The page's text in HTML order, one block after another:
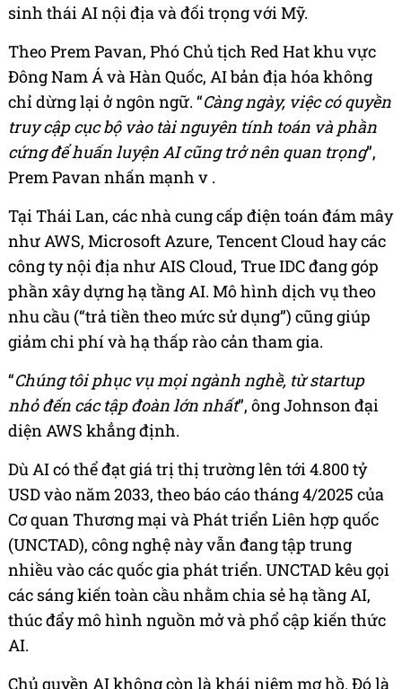
sinh thái AI nội địa và đối trọng với Mỹ.
Theo Prem Pavan, Phó Chủ tịch Red Hat khu vực
Đông Nam Á và Hàn Quốc, AI bản địa hóa không
chỉ dừng lại ở ngôn ngữ. “Càng ngày, việc có quyền
truy cập cục bộ vào tài nguyên tính toán và phần
cứng để huấn luyện AI cũng trở nên quan trọng”,
Prem Pavan nhấn mạnh v .
Tại Thái Lan, các nhà cung cấp điện toán đám mây
như AWS, Microsoft Azure, Tencent Cloud hay các
công ty nội địa như AIS Cloud, True IDC đang góp
phần xây dựng hạ tầng AI. Mô hình dịch vụ theo
nhu cầu (“trả tiền theo mức sử dụng”) cũng giúp
giảm chi phí và hạ thấp rào cản tham gia.
“Chúng tôi phục vụ mọi ngành nghề, từ startup
nhỏ đến các tập đoàn lớn nhất”, ông Johnson đại
diện AWS khẳng định.
Dù AI có thể đạt giá trị thị trường lên tới 4.800 tỷ
USD vào năm 2033, theo báo cáo tháng 4/2025 của
Cơ quan Thương mại và Phát triển Liên hợp quốc
(UNCTAD), công nghệ này vẫn đang tập trung
nhiều vào các quốc gia phát triển. UNCTAD kêu gọi
các sáng kiến toàn cầu nhằm chia sẻ hạ tầng AI,
thúc đẩy mô hình nguồn mở và phổ cập kiến thức
AI.
Chủ quyền AI không còn là khái niệm mơ hồ. Đó là